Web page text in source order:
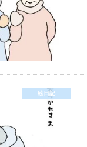
絵日記